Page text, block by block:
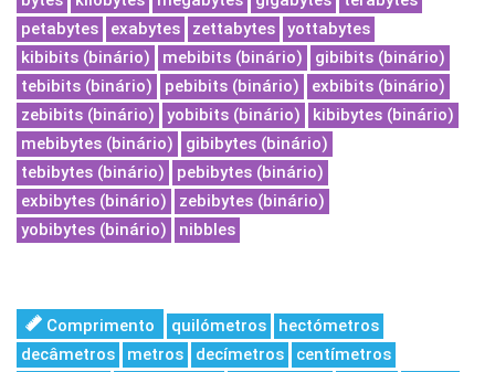
petabytes
exabytes zettabytes
yottabytes
kibibits (binário)
mebibits (binário)
gibibits (binário)
tebibits (binário)
pebibits (binário)
exbibits (binário)
zebibits (binário)
yobibits (binário)
kibibytes (binário)
mebibytes (binário)
gibibytes (binário)
tebibytes (binário)
pebibytes (binário)
exbibytes (binário)
zebibytes (binário)
yobibytes (binário)
nibbles
Comprimento quilómetros
hectómetros
decâmetros
metros decímetros
centímetros